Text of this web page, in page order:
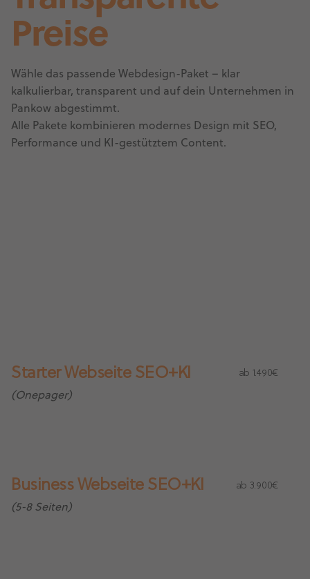
Preise
Wähle das passende Webdesign-Paket – klar
kalkulierbar, transparent und auf dein Unternehmen in
Pankow abgestimmt.
Alle Pakete kombinieren modernes Design mit SEO,
Performance und KI-gestütztem Content.
Starter Webseite SEO+KI ab 1.490€
(Onepager)
Business Webseite SEO+KI ab 3.900€
(5-8 Seiten)